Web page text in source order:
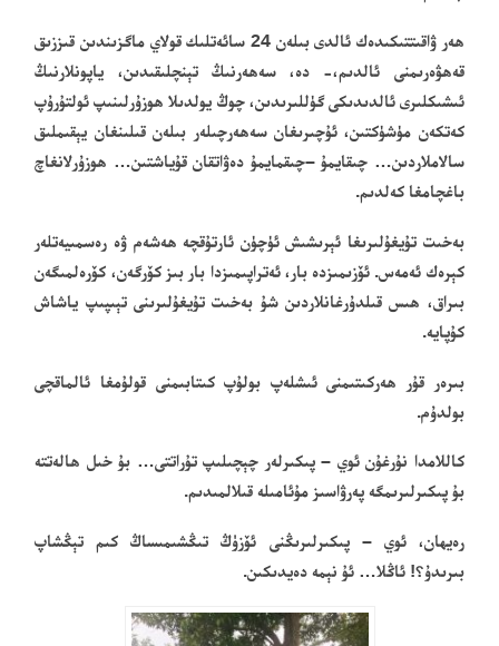
ھەر ۋاقىتتىكىدەك ئالدى بىلەن 24 سائەتلىك قولاي ماگزىندىن قىززىق
قەھۋەرىمنى ئالدىم،- دە، سەھەرنىڭ تېنچلىقىدىن، ياپونلارنىڭ
ئىشىكلىرى ئالدىدىكى گۈللىرىدىن، چوڭ يولدىلا ھوزۇرلىنىپ ئولتۇرۇپ
كەتكەن مۈشۈكتىن، ئۇچىرىغان سەھەرچىلەر بىلەن قىلىنغان يېقىملىق
سالاملاردىن… چىقايمۇ –چىقمايمۇ دەۋاتقان قۇياشتىن… ھوزۇرلانغاچ
باغچامغا كەلدىم.
بەخىت تۇيغۇلىرىغا ئېرىشىش ئۈچۈن ئارتۇقچە ھەشەم ۋە رەسمىيەتلەر
كېرەك ئەمەس. ئۆزىمىزدە بار، ئەتراپىمىزدا بار بىز كۆرگەن، كۆرەلمىگەن
بىراق، ھىس قىلدۇرغانلاردىن شۇ بەخىت تۇيغۇلىرىنى تېىپىپ ياشاش
كۇپايە.
بىرەر قۇر ھەركىتىمنى ئىشلەپ بولۇپ كىتابىمنى قولۇمغا ئالماقچى
بولدۇم.
كاللامدا نۇرغۇن ئوي – پىكىرلەر چېچىلىپ تۇراتتى… بۇ خىل ھالەتتە
بۇ پىكىرلىرىمگە پەرۋاسىز مۇئامىلە قىلالمىدىم.
رەيھان، ئوي – پىكىرلىرىڭنى ئۆزۈڭ تىڭشىمىساڭ كىم تېڭشاپ
بىرىدۇ؟! ئاڭلا… ئۇ نېمە دەيدىكىن.